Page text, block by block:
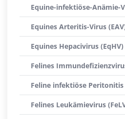
Equine-infektiöse-Anämie-
Equines Arteritis-Virus
Equines Hepacivirus (EqHV)
Felines
Feline infektiöse Peritonitis
Felines Leukämievirus